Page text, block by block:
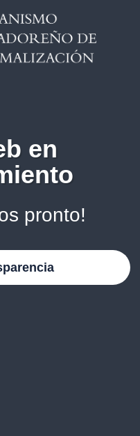
en
pronto!